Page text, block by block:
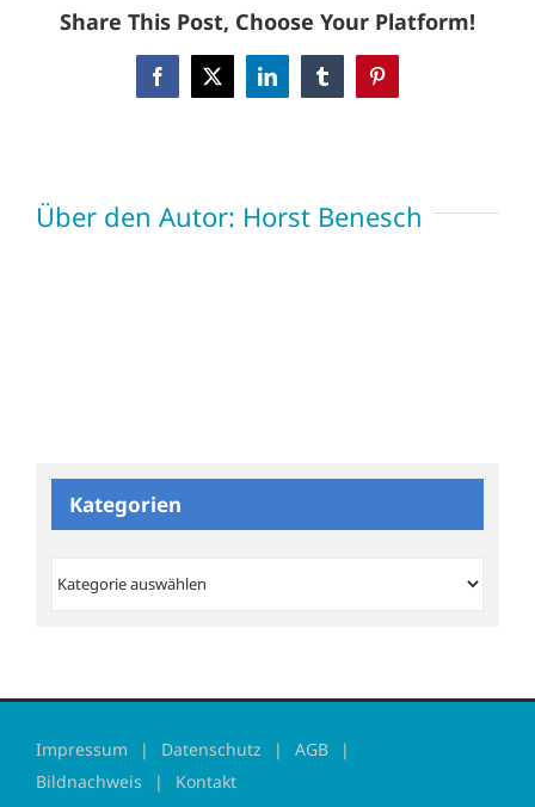
Share This Post, Choose Your Platform!
Facebook
X LinkedInTumblrPinterest
Über den Autor: Horst Benesch
Kategorien
Kategorien
Impressum Datenschutz
AGB
Bildnachweis
Kontakt